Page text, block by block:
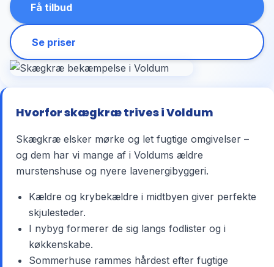
Få tilbud
Se priser
Hvorfor skægkræ trives i Voldum
Skægkræ elsker mørke og let fugtige omgivelser –
og dem har vi mange af i Voldums ældre
murstenshuse og nyere lavenergibyggeri.
Kældre og krybekældre i midtbyen giver perfekte
skjulesteder.
I nybyg formerer de sig langs fodlister og i
køkkenskabe.
Sommerhuse rammes hårdest efter fugtige